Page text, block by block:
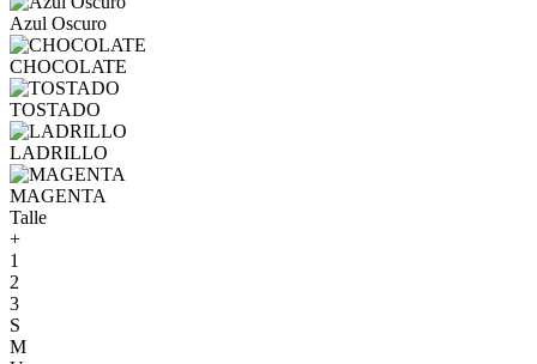
Azul Oscuro
CHOCOLATE
TOSTADO
LADRILLO
MAGENTA
Talle
+
1
2
3
S
M